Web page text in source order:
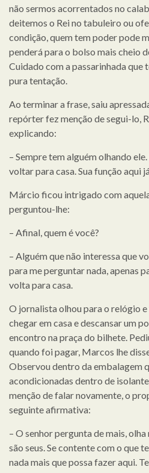
não sermos acorrentados no
deitemos o Rei no tabuleiro ou
condição, quem tem poder pode
penderá para o bolso mais cheio
Cuidado com a passarinhada que
pura tentação.
Ao terminar a frase, saiu
repórter fez menção de segui-lo,
explicando:
– Sempre tem alguém olhando
voltar para casa. Sua função aqui
Márcio ficou intrigado com
perguntou-lhe:
– Afinal, quem é você?
– Alguém que não interessa que
para me perguntar nada, apenas
volta para casa.
O jornalista olhou para o relógio
chegar em casa e descansar um
encontro na praça do bilhete.
quando foi pagar, Marcos lhe
Observou dentro da embalagem
acondicionadas dentro de
menção de falar novamente, o
seguinte afirmativa:
– O senhor pergunta de mais,
são seus. Se contente com o que
nada mais que possa fazer aqui.